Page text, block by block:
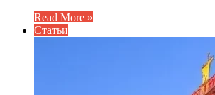
Read More »
Статьи